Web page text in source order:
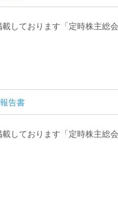
しております「定時株主総
告書
しております「定時株主総